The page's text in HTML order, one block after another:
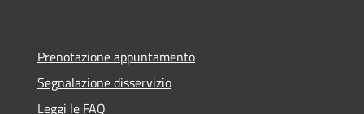
Prenotazione appuntamento
Segnalazione disservizio
Leggi le FAQ